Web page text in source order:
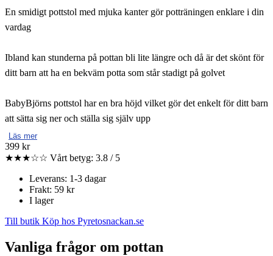
En smidigt pottstol med mjuka kanter gör potträningen enklare i din
vardag
Ibland kan stunderna på pottan bli lite längre och då är det skönt för
ditt barn att ha en bekväm potta som står stadigt på golvet
BabyBjörns pottstol har en bra höjd vilket gör det enkelt för ditt barn
att sätta sig ner och ställa sig själv upp
Läs mer
399 kr
★★★☆☆ Vårt betyg: 3.8 / 5
Leverans: 1-3 dagar
Frakt: 59 kr
I lager
Till butik Köp hos Pyretosnackan.se
Vanliga frågor om pottan